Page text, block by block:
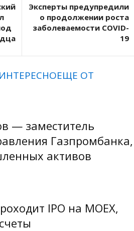
Эксперты предупредили
о продолжении роста
заболеваемости COVID-
19
ЕЩЕ ОТ
— заместитель
Газпромбанка,
активов
IPO на MOEX,